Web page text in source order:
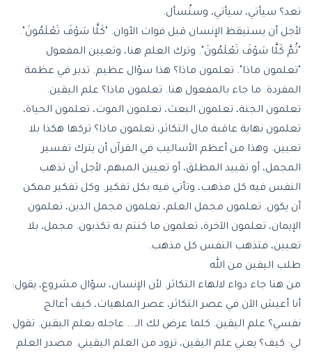
تعد؟ سيأتي، سيأتي، وستُسأل.
لأجل أن يستيقظ الإنسان قبل فوات الأوان. "كَلَّا سَوْفَ تَعْلَمُونَ".
"ثُمَّ كَلَّا سَوْفَ تَعْلَمُونَ". وترك العلم هنا، وتعيين المفعول
"تعلمون ماذا". تعلمون ماذا؟ هذا سؤال عظيم. تدبر في عظمة
المفردة. ما جاء بالمفعول هنا. تعلمون ماذا؟ علم اليقين.
تعلمون الجنة، تعلمون البعث، تعلمون الموت، تعلمون الحياة،
تعلمون نهاية عاقبة مال التكاثر، تعلمون ماذا؟ تركها هكذا بلا
تعيين. وهذا من أعظم الأساليب في القرآن أن يترك تفسير
المجمل، أو تقييد المطلق، أو تعيين المبهم، لأجل أن تذهب
النفس فيه كل مذهب، وتأتي فيه بكل تفكير. وكل تفكير ممكن
أن يكون. تعلمون مجمل العلم، تعلمون مجمل الدين، تعلمون
الإيمان، تعلمون الآخرة، تعلمون ما كنتم به تكذبون. مجمل، بلا
تعيين، فتذهب النفس كل مذهب.
طلب اليقين من الله
من هنا جاء دواء لالهاء التكاثر. لأن الإنسان، سؤال مشروع، يقول:
أنا أعيش الآن في عصر التكاثر، عصر الملهيات، كيف أعالج
نفسي؟ علم اليقين. كلما عرض لك الـ... عاجله بعلم اليقين. تقول
لي: كيف؟ يعني علم اليقين، تزود من العلم اليقيني. مصدر العلم